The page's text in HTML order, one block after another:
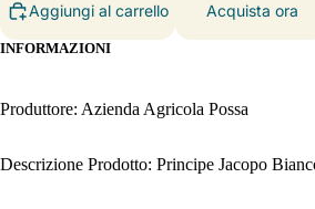
Aggiungi al carrello Acquista ora
INFORMAZIONI
Produttore: Azienda Agricola Possa
Descrizione Prodotto: Principe Jacopo